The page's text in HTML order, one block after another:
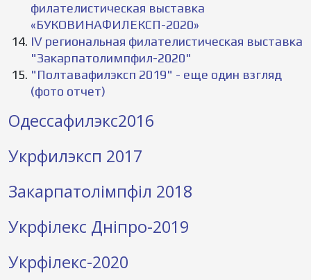
филателистическая выставка
«БУКОВИНАФИЛЕКСП-2020»
IV региональная филателистическая выставка
"Закарпатолимпфил-2020"
"Полтавафилэксп 2019" - еще один взгляд
(фото отчет)
Одессафилэкс2016
Укрфилэксп 2017
Закарпатолімпфіл 2018
Укрфілекс Дніпро-2019
Укрфілекс-2020